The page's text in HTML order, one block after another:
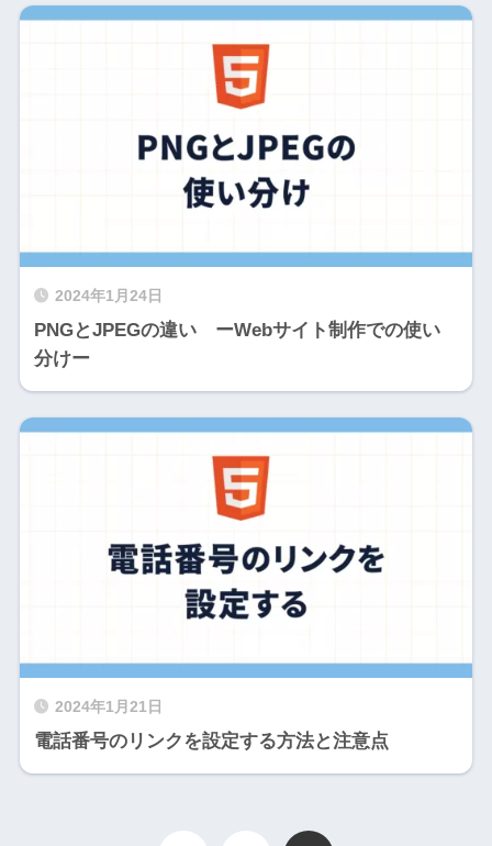
2024年1月24日
PNGとJPEGの違い ーWebサイト制作での使い
分けー
2024年1月21日
電話番号のリンクを設定する方法と注意点